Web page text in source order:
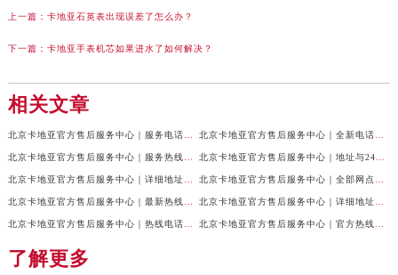
上一篇： 卡地亚石英表出现误差了怎么办？
下一篇： 卡地亚手表机芯如果进水了如何解决？
相关文章
了解更多